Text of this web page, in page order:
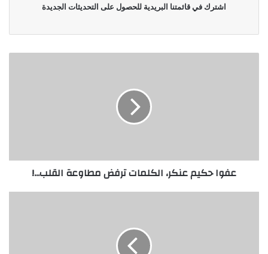
اشترك في قائمتنا البريدية للحصول على التحديثات الجديدة
عفوا حكيم عنكر، الكلمات ترفض مطاوعة القلب...!